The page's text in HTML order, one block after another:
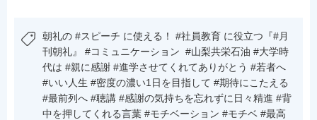
朝礼の #スピーチ に使える！ #社員教育 に役立つ『#月
刊朝礼』 #コミュニケーション #山梨共栄石油 #大学時
代は #親に感謝 #進学させてくれてありがとう #若者へ
#いい人生 #密度の濃い1日を目指して #期待にこたえる
#最前列へ #聴講 #感謝の気持ちを忘れずに日々精進 #背
中を押してくれる言葉 #モチベーション #モチベ #最高